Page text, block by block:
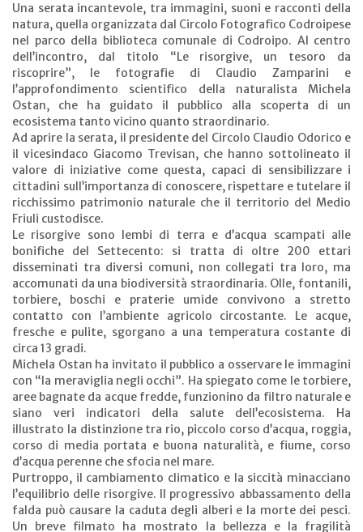
Una serata incantevole, tra immagini, suoni e racconti della
natura, quella organizzata dal Circolo Fotografico Codroipese
nel parco della biblioteca comunale di Codroipo. Al centro
dell’incontro, dal titolo “Le risorgive, un tesoro da
riscoprire”, le fotografie di Claudio Zamparini e
l’approfondimento scientifico della naturalista Michela
Ostan, che ha guidato il pubblico alla scoperta di un
ecosistema tanto vicino quanto straordinario.
Ad aprire la serata, il presidente del Circolo Claudio Odorico e
il vicesindaco Giacomo Trevisan, che hanno sottolineato il
valore di iniziative come questa, capaci di sensibilizzare i
cittadini sull’importanza di conoscere, rispettare e tutelare il
ricchissimo patrimonio naturale che il territorio del Medio
Friuli custodisce.
Le risorgive sono lembi di terra e d’acqua scampati alle
bonifiche del Settecento: si tratta di oltre 200 ettari
disseminati tra diversi comuni, non collegati tra loro, ma
accomunati da una biodiversità straordinaria. Olle, fontanili,
torbiere, boschi e praterie umide convivono a stretto
contatto con l’ambiente agricolo circostante. Le acque,
fresche e pulite, sgorgano a una temperatura costante di
circa 13 gradi.
Michela Ostan ha invitato il pubblico a osservare le immagini
con “la meraviglia negli occhi”. Ha spiegato come le torbiere,
aree bagnate da acque fredde, funzionino da filtro naturale e
siano veri indicatori della salute dell’ecosistema. Ha
illustrato la distinzione tra rio, piccolo corso d’acqua, roggia,
corso di media portata e buona naturalità, e fiume, corso
d’acqua perenne che sfocia nel mare.
Purtroppo, il cambiamento climatico e la siccità minacciano
l’equilibrio delle risorgive. Il progressivo abbassamento della
falda può causare la caduta degli alberi e la morte dei pesci.
Un breve filmato ha mostrato la bellezza e la fragilità